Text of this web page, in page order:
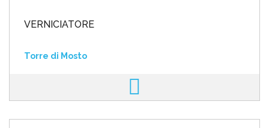
VERNICIATORE
Torre di Mosto